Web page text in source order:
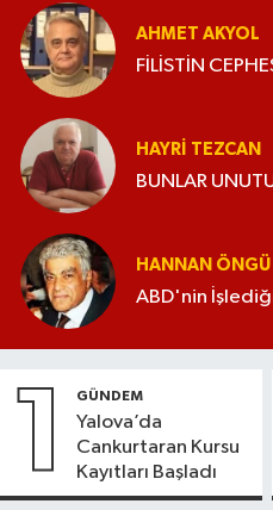
AHMET AKYOL
FİLİSTİN
HAYRI TEZCAN
BUNLAR
HANNAN ÖNGÜ
ABD'nin İşlediği
1 GÜNDEM
Yalova’da
Cankurtaran Kursu
Kayıtları Başladı